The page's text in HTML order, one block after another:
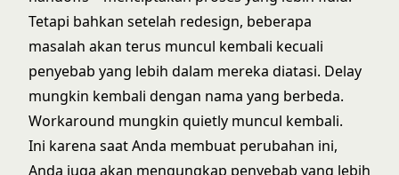
Tetapi bahkan setelah redesign, beberapa
masalah akan terus muncul kembali kecuali
penyebab yang lebih dalam mereka diatasi. Delay
mungkin kembali dengan nama yang berbeda.
Workaround mungkin quietly muncul kembali.
Ini karena saat Anda membuat perubahan ini,
Anda juga akan mengungkap penyebab yang lebih